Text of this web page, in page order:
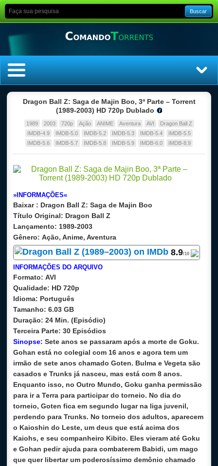
Buscar
Top Séries
Filmes
Legendado
Dragon Ball Z: Saga de Majin Boo, 3ª Parte – Torrent
(1989-2003) HD 720p Dublado
1989 2003 720p Ação ANIME Aventura AVI
Dragon Ball Z
IMDB-4.9
IMDB-5.0 IMDB-5.2 IMDB-5.3 IMDB-5.4
IMDB-5.5
IMDB-5.6
IMDB-5.7 IMDB-5.8 IMDB-5.9 IMDB-6.0 IMDB-8.9
»INFORMAÇÕES«
Baixar : Dragon Ball Z: Saga de Majin Boo
Título Original: Dragon Ball Z
Lançamento: 1989-2003
Gênero: Ação, Anime, Aventura
8.9/10
INFORMAÇÕES DO ARQUIVO
Formato: AVI
Qualidade: HD 720p
Idioma: Português
Tamanho: 6.03 GB
Duração: 24 Min. (Episódio)
Terceira Parte: 30 Episódios
Sinopse: Sete anos se passaram após a morte de Goku.
Gohan está no colegial com 16 anos e agora tem um
irmão de sete anos chamado Goten. Bulma e Vegeta são
casados e Trunks já nasceu, mas está com 8 anos.
Enquanto isso, no Outro Mundo, Goku ganha permissão
para ir a Terra para participar do torneio. No dia do
torneio, Goten fica em segundo lugar na liga juvenil,
perdendo para Trunks. No torneio dos adultos, aparecem
o Kaioshin do Leste, um deus que está acima dos
Kaiohs, e seu companheiro Kibito. Eles vieram até Goku
e Gohan pedir ajuda para combaterem Babidi, um mago
que quer libertar um poderosíssimo demônio chamado